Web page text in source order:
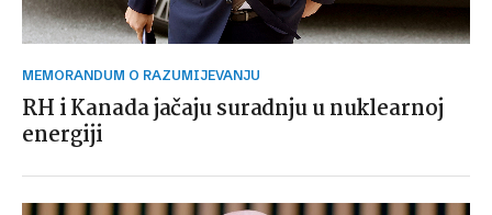
MEMORANDUM O RAZUMIJEVANJU
RH i Kanada jačaju suradnju u nuklearnoj
energiji